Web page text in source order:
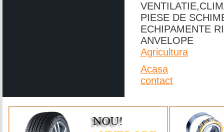
PIESE DE
ECHIPAMENTE
ANVELOPE
Agricultura
Acasa
contact